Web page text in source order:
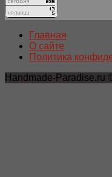
Главная
О сайте
Политика
Handmade-